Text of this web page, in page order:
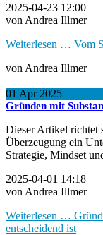
2025-04-23 12:00
von Andrea Illmer
Weiterlesen … Vom
von Andrea Illmer
01 Apr 2025
Gründen mit
Dieser Artikel richtet
Überzeugung ein
Strategie, Mindset
2025-04-01 14:18
von Andrea Illmer
Weiterlesen …
entscheidend ist